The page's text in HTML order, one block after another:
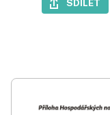
SDÍLET